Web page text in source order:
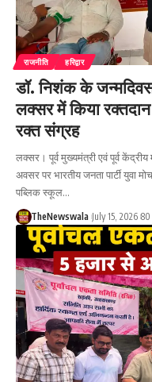
राजनीति हरिद्वार
डॉ. निशंक के
लक्सर में किया
रक्त संग्रह
लक्सर। पूर्व मुख्यमंत्री एवं पूर्व
अवसर पर भारतीय जनता पार्टी युवा
पब्लिक स्कूल…
TheNewswala July 15, 2026 80